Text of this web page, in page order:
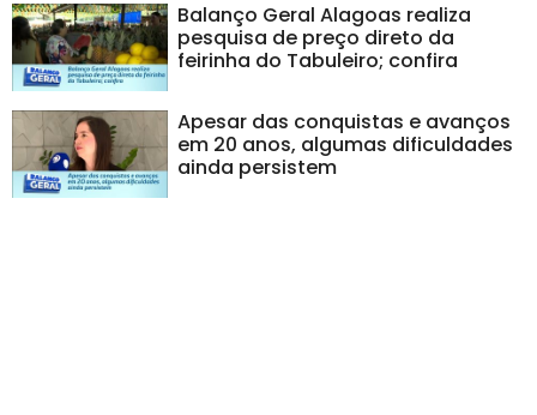
Balanço Geral Alagoas realiza
pesquisa de preço direto da
feirinha do Tabuleiro; confira
Apesar das conquistas e avanços
em 20 anos, algumas dificuldades
ainda persistem